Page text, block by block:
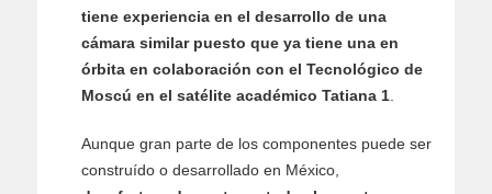
tiene experiencia en el desarrollo de una
cámara similar puesto que ya tiene una en
órbita en colaboración con el Tecnológico de
Moscú en el satélite académico Tatiana 1
Aunque gran parte de los componentes puede ser
construído o desarrollado en México,